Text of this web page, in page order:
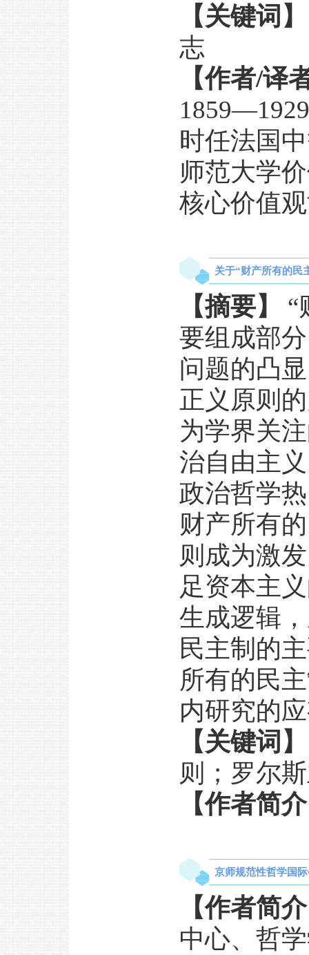
【关键词】
志
【作者/译
时任法国
师范大学
核心价值
关于“财产所有的民
【摘要】 “
要组成部
问题的凸
正义原则
为学界关
治自由主
政治哲学
财产所有
则成为激
足资本主
生成逻辑
民主制的
所有的民
内研究的
【关键词】
则；罗尔
【作者简
京师规范性哲学国
【作者简
中心、哲